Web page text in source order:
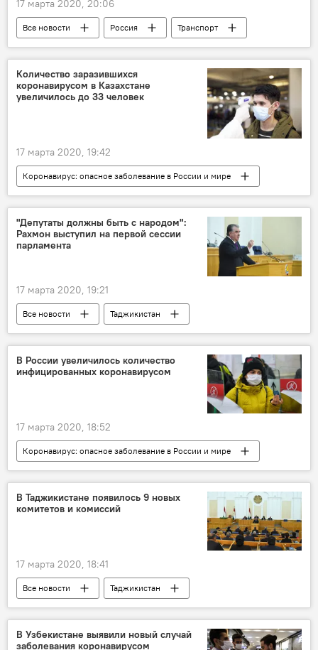
17 марта 2020, 20:06
Все новости Россия
Транспорт
Кыргызстан
поезда
коронавирус
Коронавирус: опасное заболевание в России и мире
Коронавирус в Таджикистане: последние новости
Количество заразившихся
коронавирусом в Казахстане
увеличилось до 33 человек
17 марта 2020, 19:42
Коронавирус: опасное заболевание в России и мире
Все новости
Казахстан
коронавирус
Центральная Азия
"Депутаты должны быть с народом":
Рахмон выступил на первой сессии
парламента
17 марта 2020, 19:21
Все новости
Таджикистан
Политика
Эмомали Рахмон
парламент Таджикистана
В России увеличилось количество
инфицированных коронавирусом
17 марта 2020, 18:52
Коронавирус: опасное заболевание в России и мире
Россия
Все новости коронавирус
В Таджикистане появилось 9 новых
комитетов и комиссий
17 марта 2020, 18:41
Все новости
Таджикистан
Политика
парламент Таджикистана
В Узбекистане выявили новый случай
заболевания коронавирусом